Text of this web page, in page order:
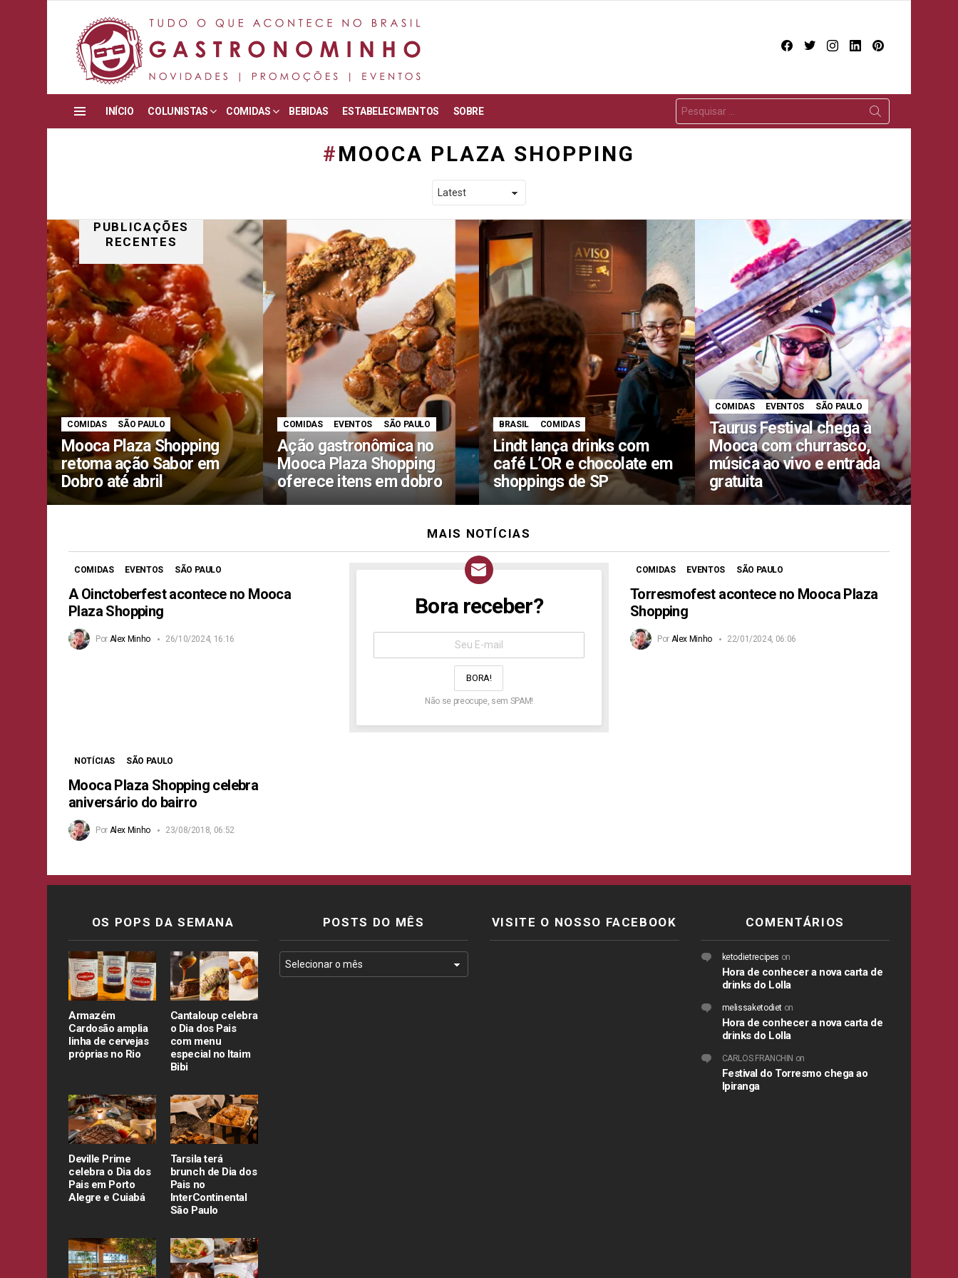
facebooktwitterinstagram
linkedin
INÍCIO COLUNISTAS COMIDAS BEBIDAS ESTABELECIMENTOS SOBRE
MOOCA PLAZA SHOPPING
PUBLICAÇÕES
RECENTES
COMIDAS SÃO PAULO
Mooca Plaza Shopping
retoma ação Sabor em
Dobro até abril
COMIDAS EVENTOS SÃO PAULO
Ação gastronômica no
Mooca Plaza Shopping
oferece itens em dobro
BRASIL COMIDAS
Lindt lança drinks com
café L’OR e chocolate em
shoppings de SP
COMIDAS EVENTOS SÃO PAULO
Taurus Festival chega à
Mooca com churrasco,
música ao vivo e entrada
gratuita
MAIS NOTÍCIAS
COMIDAS EVENTOS SÃO PAULO
A Oinctoberfest acontece no Mooca
Plaza Shopping
Por Alex Minho 26/10/2024, 16:16
NEWSLETTER
Bora receber?
Não se preocupe, sem SPAM!
COMIDAS EVENTOS SÃO PAULO
Torresmofest acontece no Mooca Plaza
Shopping
Por Alex Minho 22/01/2024, 06:06
NOTÍCIAS SÃO PAULO
Mooca Plaza Shopping celebra
aniversário do bairro
Por Alex Minho 23/08/2018, 06:52
OS POPS DA SEMANA
Armazém
Cardosão amplia
linha de cervejas
próprias no Rio
Cantaloup celebra
o Dia dos Pais
com menu
especial no Itaim
Bibi
Deville Prime
celebra o Dia dos
Pais em Porto
Alegre e Cuiabá
Tarsila terá
brunch de Dia dos
Pais no
InterContinental
São Paulo
POSTS DO MÊS VISITE O NOSSO FACEBOOK COMENTÁRIOS
ketodietrecipes on
Hora de conhecer a nova carta de
drinks do Lolla
melissaketodiet on
Hora de conhecer a nova carta de
drinks do Lolla
CARLOS FRANCHIN on
Festival do Torresmo chega ao
Ipiranga